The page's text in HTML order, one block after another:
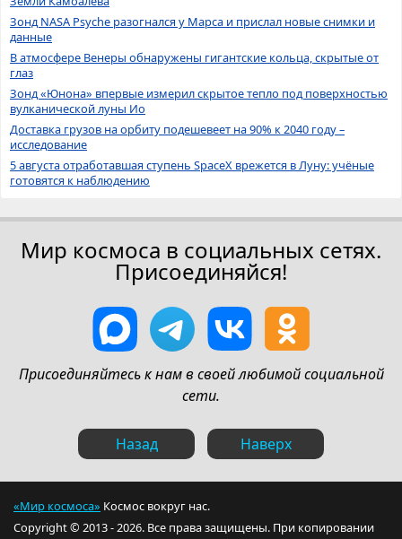
Зонд NASA Psyche разогнался у Марса и прислал новые снимки и
данные
В атмосфере Венеры обнаружены гигантские кольца, скрытые от
глаз
Зонд «Юнона» впервые измерил скрытое тепло под поверхностью
вулканической луны Ио
Доставка грузов на орбиту подешевеет на 90% к 2040 году –
исследование
5 августа отработавшая ступень SpaceX врежется в Луну: учёные
готовятся к наблюдению
Мир космоса в социальных сетях.
Присоединяйся!
Присоединяйтесь к нам в своей любимой социальной
сети.
Назад Наверх
«Мир космоса» Космос вокруг нас.
Copyright © 2013 - 2026. Все права защищены. При копировании